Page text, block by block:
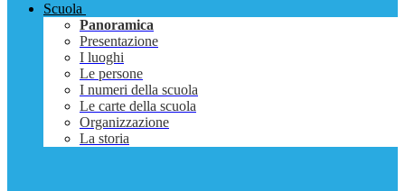
Scuola
Panoramica
Presentazione
I luoghi
Le persone
I numeri della scuola
Le carte della scuola
Organizzazione
La storia